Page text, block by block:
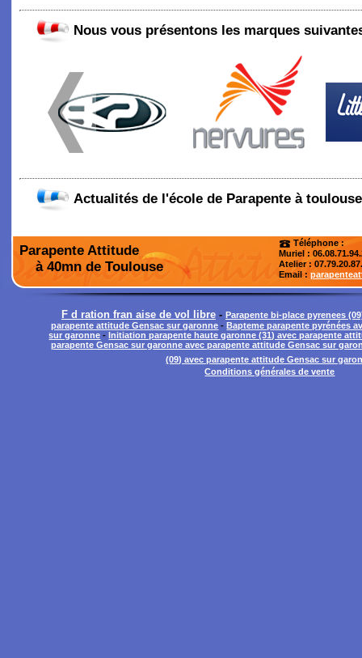
Nous vous présentons les marques
Actualités de l'école de Parapente à toulouse
Parapente Attitude
à 40mn de Toulouse
Téléphone :
Muriel :
Atelier:
Email :
F d ration fran aise de vol libre - Parapente bi-place pyrenees
parapente attitude Gensac sur garonne -Bapteme parapente pyrénées
sur garonne -Initiation parapente haute garonne (31) avec parapente
parapente Gensac sur garonne avec parapente attitude Gensac sur
(09) avec parapente attitude Gensac sur
Conditions générales de vente